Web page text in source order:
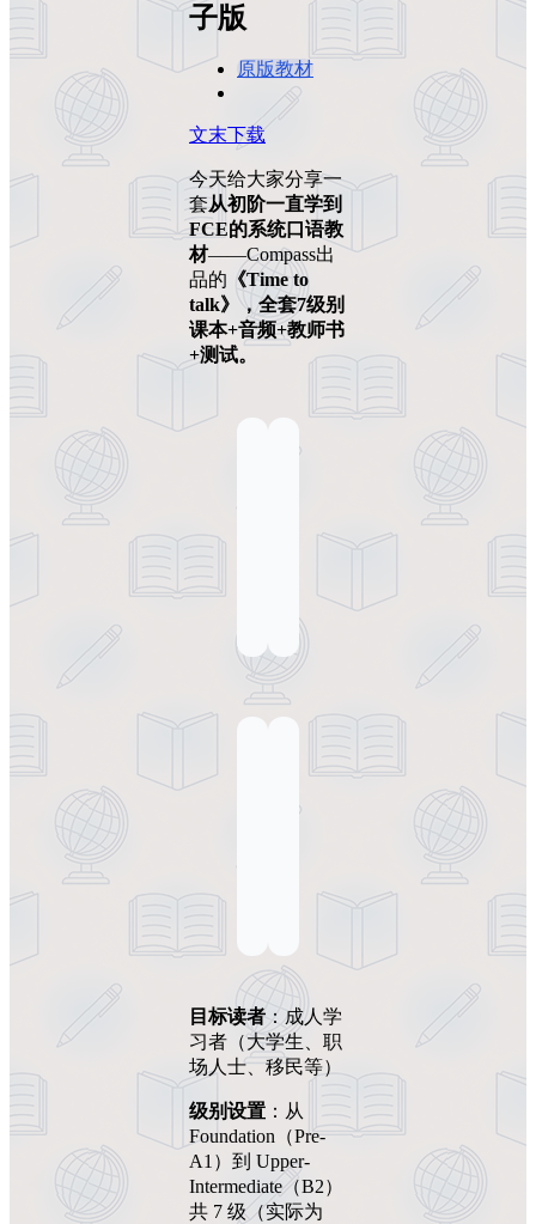
子版
原版教材
文末下载
今天给大家分享一
套从初阶一直学到
FCE的系统口语教
材——Compass出
品的 《Time to
talk》，全套7级别
课本+音频+教师书
+测试。
目标读者 ：成人学
习者（大学生、职
场人士、移民等）
级别设置 ：从
Foundation（Pre-
A1）到 Upper-
Intermediate（B2）
共 7 级（实际为